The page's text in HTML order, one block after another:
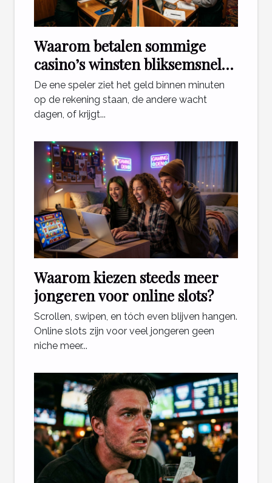
Waarom betalen sommige
casino’s winsten bliksemsnel
uit en andere niet?
De ene speler ziet het geld binnen minuten
op de rekening staan, de andere wacht
dagen, of krijgt...
Waarom kiezen steeds meer
jongeren voor online slots?
Scrollen, swipen, en tóch even blijven hangen.
Online slots zijn voor veel jongeren geen
niche meer...